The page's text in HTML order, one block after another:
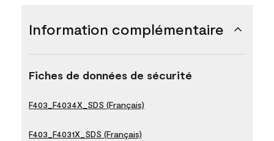
Information complémentaire
Fiches de données de sécurité
F403_F4034X_SDS (Français)
F403_F4031X_SDS (Français)